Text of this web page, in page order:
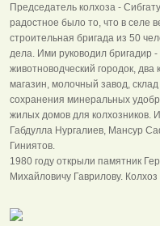
Председатель колхоза -
радостное было то, что в селе
строительная бригада из 50
дела. Ими руководил
животноводческий городок,
магазин, молочный завод,
сохранения минеральных
жилых домов для колхозников.
Габдулла Нургалиев, Мансур
Гиниятов.
1980 году открыли памятник
Михайловичу Гаврилову.